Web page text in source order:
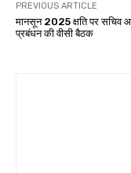
PREVIOUS ARTICLE
मानसून 2025 क्षति पर सचिव
प्रबंधन की वीसी बैठक